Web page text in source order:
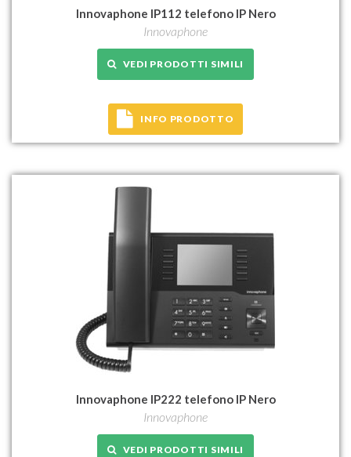
Innovaphone IP112 telefono IP Nero
Innovaphone
VEDI PRODOTTI SIMILI
INFO PRODOTTO
Innovaphone IP222 telefono IP Nero
Innovaphone
VEDI PRODOTTI SIMILI